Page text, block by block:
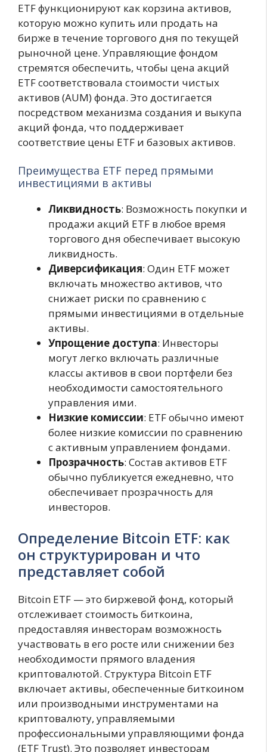
ETF функционируют как корзина активов,
которую можно купить или продать на
бирже в течение торгового дня по текущей
рыночной цене. Управляющие фондом
стремятся обеспечить, чтобы цена акций
ETF соответствовала стоимости чистых
активов (AUM) фонда. Это достигается
посредством механизма создания и выкупа
акций фонда, что поддерживает
соответствие цены ETF и базовых активов.
Преимущества ETF перед прямыми
инвестициями в активы
Ликвидность: Возможность покупки и
продажи акций ETF в любое время
торгового дня обеспечивает высокую
ликвидность.
Диверсификация: Один ETF может
включать множество активов, что
снижает риски по сравнению с
прямыми инвестициями в отдельные
активы.
Упрощение доступа: Инвесторы
могут легко включать различные
классы активов в свои портфели без
необходимости самостоятельного
управления ими.
Низкие комиссии: ETF обычно имеют
более низкие комиссии по сравнению
с активным управлением фондами.
Прозрачность: Состав активов ETF
обычно публикуется ежедневно, что
обеспечивает прозрачность для
инвесторов.
Определение Bitcoin ETF: как
он структурирован и что
представляет собой
Bitcoin ETF — это биржевой фонд, который
отслеживает стоимость биткоина,
предоставляя инвесторам возможность
участвовать в его росте или снижении без
необходимости прямого владения
криптовалютой. Структура Bitcoin ETF
включает активы, обеспеченные биткоином
или производными инструментами на
криптовалюту, управляемыми
профессиональными управляющими фонда
(ETF Trust). Это позволяет инвесторам